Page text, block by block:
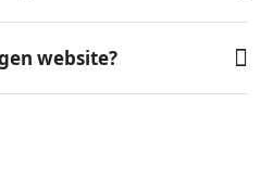
website?